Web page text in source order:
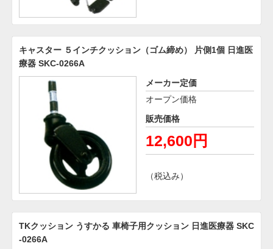
キャスター ５インチクッション（ゴム締め） 片側1個 日進医
療器 SKC-0266A
メーカー定価
オープン価格
販売価格
12,600円
（税込み）
TKクッション うすかる 車椅子用クッション 日進医療器 SKC
-0266A